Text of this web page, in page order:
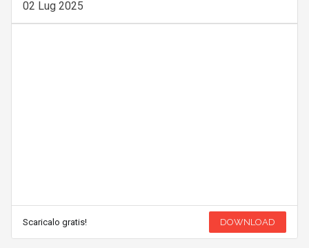
02 Lug 2025
Scaricalo gratis! DOWNLOAD